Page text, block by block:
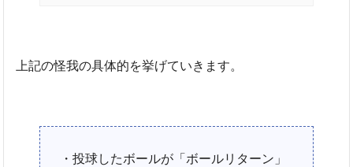
上記の怪我の具体的を挙げていきます。
・投球したボールが「ボールリターン」